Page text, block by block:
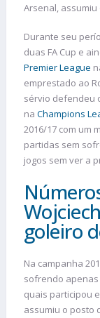
Arsenal,
Durante seu
duas FA Cup e
Premier League
emprestado ao
sérvio defendeu
na Champions
2016/17 com um
partidas sem
jogos sem ver a
goleiro
Na campanha
sofrendo apenas
quais participou
assumiu o posto